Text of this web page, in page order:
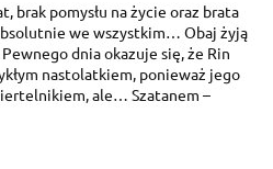
brak pomysłu na życie oraz brata
we wszystkim… Obaj żyją
dnia okazuje się, że Rin
nastolatkiem, ponieważ jego
ale… Szatanem –